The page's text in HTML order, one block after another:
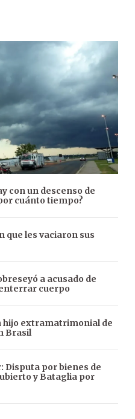
con un descenso de
cuánto tiempo?
que les vaciaron sus
a acusado de
cuerpo
hijo extramatrimonial de
Brasil
Disputa por bienes de
y Bataglia por